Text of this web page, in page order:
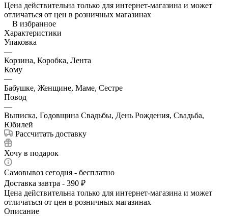
Цена действительна только для интернет-магазина и может
отличаться от цен в розничных магазинах
В избранное
Характеристики
Упаковка
—
Корзина, Коробка, Лента
Кому
—
Бабушке, Женщине, Маме, Сестре
Повод
—
Выписка, Годовщина Свадьбы, День Рождения, Свадьба,
Юбилей
Рассчитать доставку
Хочу в подарок
Самовывоз сегодня - бесплатно
Доставка завтра - 390 ₽
Цена действительна только для интернет-магазина и может
отличаться от цен в розничных магазинах
Описание